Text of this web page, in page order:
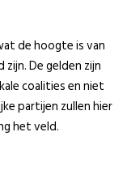
de hoogte is van
De gelden zijn
coalities en niet
partijen zullen hier
het veld.